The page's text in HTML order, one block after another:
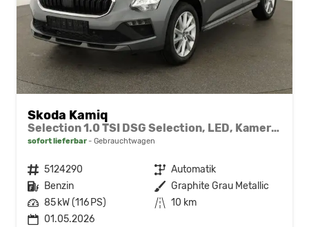
Skoda Kamiq
Selection 1.0 TSI DSG Selection, LED, Kamera, ACC, Side, Winter
sofort lieferbar Gebrauchtwagen
Fahrzeugnr. 5124290 Getriebe Automatik
Kraftstoff Benzin Außenfarbe Graphite Grau Metallic
Leistung 85 kW (116 PS) Kilometerstand 10 km
01.05.2026